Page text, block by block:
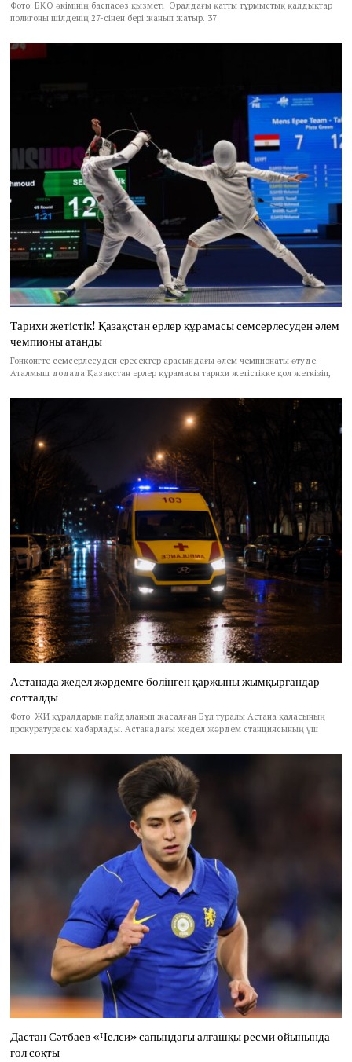
Фото: БҚО әкімінің баспасөз қызметі Оралдағы қатты тұрмыстық қалдықтар
полигоны шілденің 27-сінен бері жанып жатыр. 37
Тарихи жетістік! Қазақстан ерлер құрамасы семсерлесуден әлем
чемпионы атанды
Гонконгте семсерлесуден ересектер арасындағы әлем чемпионаты өтуде.
Аталмыш додада Қазақстан ерлер құрамасы тарихи жетістікке қол жеткізіп,
Астанада жедел жәрдемге бөлінген қаржыны жымқырғандар
сотталды
Фото: ЖИ құралдарын пайдаланып жасалған Бұл туралы Астана қаласының
прокуратурасы хабарлады. Астанадағы жедел жәрдем станциясының үш
Дастан Сәтбаев «Челси» сапындағы алғашқы ресми ойынында
гол соқты